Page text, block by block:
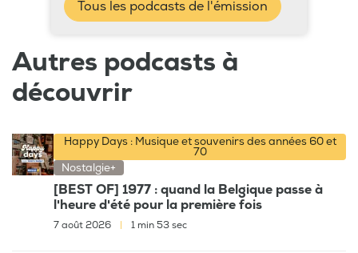
Tous les podcasts de l'émission
Autres podcasts à
découvrir
Happy Days : Musique et souvenirs des années 60 et
70
Nostalgie+
[BEST OF] 1977 : quand la Belgique passe à
l'heure d'été pour la première fois
7 août 2026 | 1 min 53 sec